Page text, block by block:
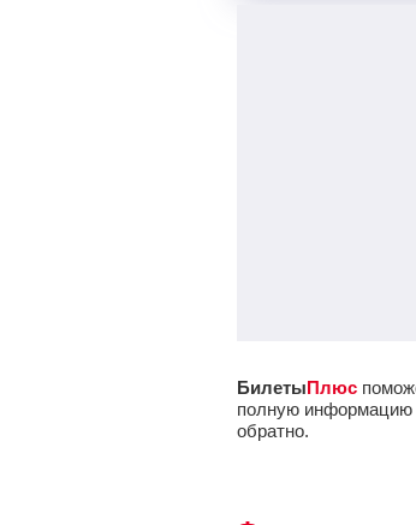
БилетыПлюс
полную информацию
обратно.